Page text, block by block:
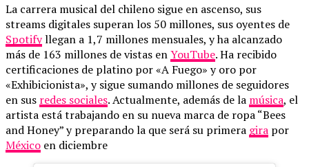
La carrera musical del chileno sigue en ascenso, sus
streams digitales superan los 50 millones, sus oyentes de
Spotifyllegan a 1,7 millones mensuales, y ha alcanzado
más de 163 millones de vistas enYouTube. Ha recibido
certificaciones de platino por «A Fuego» y oro por
«Exhibicionista», y sigue sumando millones de seguidores
en sus redes sociales. Actualmente, además de la música, el
artista está trabajando en su nueva marca de ropa “Bees
and Honey” y preparando la que será su primera gira por
México en diciembre